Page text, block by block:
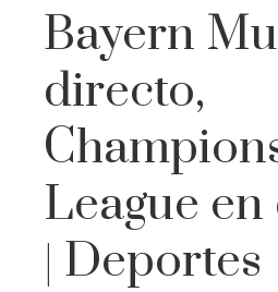
Bayern
directo,
League
| Deportes